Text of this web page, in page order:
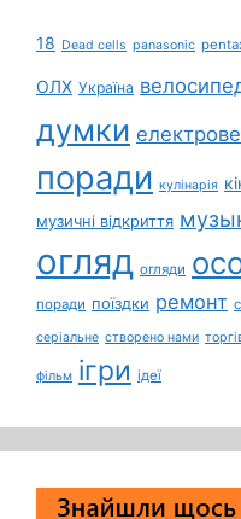
18 Dead cells panasonic
ОЛХ Україна
думки
поради кулінарія
музичні відкриття
огляд огляди
поради поїздки ремонт
серіальне створено нами
фільм ігри ідеї